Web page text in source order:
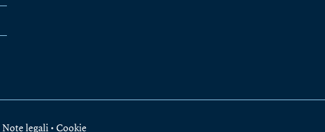
Note legali • Cookie